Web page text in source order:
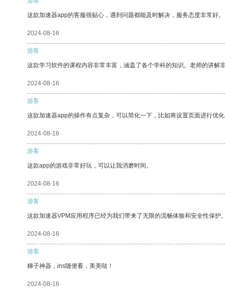
这款加速器app的客服很贴心，遇到问题都能及时解决，服务态度非常好。
2024-08-16
游客
这款学习软件的课程内容非常丰富，涵盖了各个学科的知识。老师的讲解
2024-08-16
游客
这款加速器app的操作有点复杂，可以简化一下，比如将设置页面进行优
2024-08-16
游客
这款app的游戏非常好玩，可以让我消磨时间。
2024-08-16
游客
这款加速器VPM应用程序已经为我们带来了无限的流畅体验和安全性保护
2024-08-16
游客
梯子神器，ins随便看，美美哒！
2024-08-16